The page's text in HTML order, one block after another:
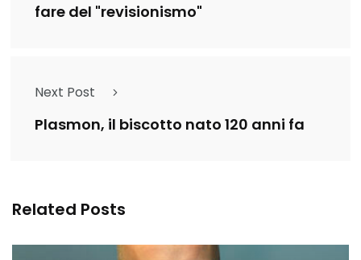
fare del "revisionismo"
Next Post
Plasmon, il biscotto nato 120 anni fa
Related Posts